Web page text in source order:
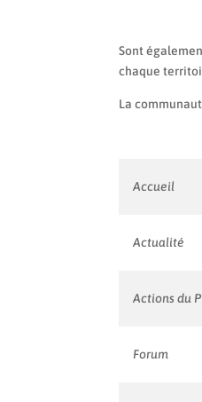
Sont
chaque
La
Accueil
Actualité
Actions du
Forum